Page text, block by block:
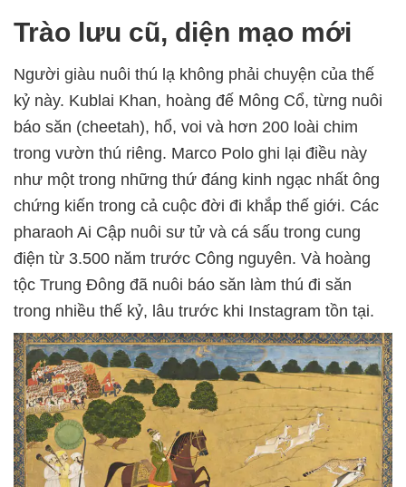
Trào lưu cũ, diện mạo mới
Người giàu nuôi thú lạ không phải chuyện của thế
kỷ này. Kublai Khan, hoàng đế Mông Cổ, từng nuôi
báo săn (cheetah), hổ, voi và hơn 200 loài chim
trong vườn thú riêng. Marco Polo ghi lại điều này
như một trong những thứ đáng kinh ngạc nhất ông
chứng kiến trong cả cuộc đời đi khắp thế giới. Các
pharaoh Ai Cập nuôi sư tử và cá sấu trong cung
điện từ 3.500 năm trước Công nguyên. Và hoàng
tộc Trung Đông đã nuôi báo săn làm thú đi săn
trong nhiều thế kỷ, lâu trước khi Instagram tồn tại.